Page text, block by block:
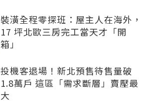
裝潢全程零探班：屋主人在海外，
17 坪北歐三房完工當天才「開
箱」
投機客退場！新北預售待售量破
1.8萬戶 這區「需求斷層」賣壓最
大